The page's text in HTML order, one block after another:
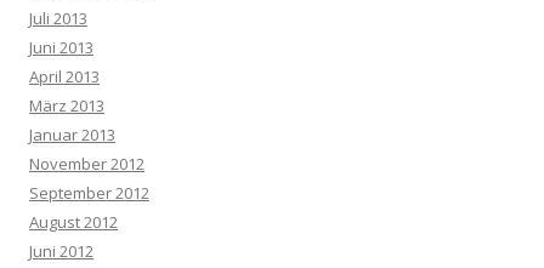
Juli 2013
Juni 2013
April 2013
März 2013
Januar 2013
November 2012
September 2012
August 2012
Juni 2012